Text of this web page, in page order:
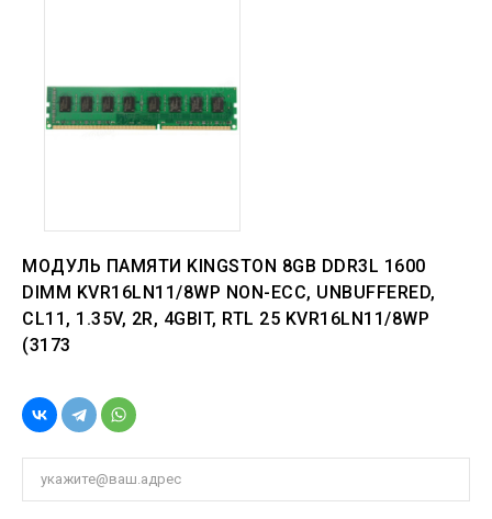
МОДУЛЬ ПАМЯТИ KINGSTON 8GB DDR3L 1600
DIMM KVR16LN11/8WP NON-ECC, UNBUFFERED,
CL11, 1.35V, 2R, 4GBIT, RTL 25 KVR16LN11/8WP
(3173